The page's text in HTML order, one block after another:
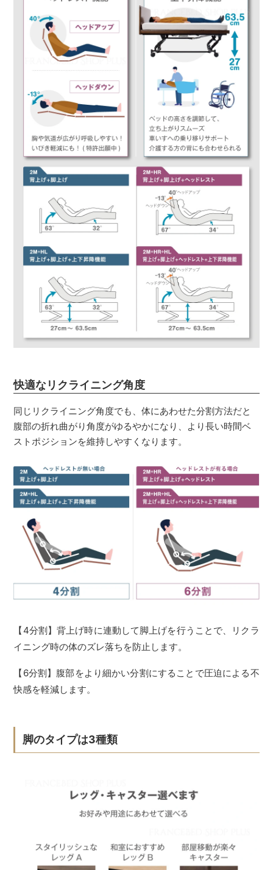
快適なリクライニング角度
同じリクライニング角度でも、体にあわせた分割方法だと
腹部の折れ曲がり角度がゆるやかになり、より長い時間ベ
ストポジションを維持しやすくなります。
【4分割】背上げ時に連動して脚上げを行うことで、リクラ
イニング時の体のズレ落ちを防止します。
【6分割】腹部をより細かい分割にすることで圧迫による不
快感を軽減します。
脚のタイプは3種類